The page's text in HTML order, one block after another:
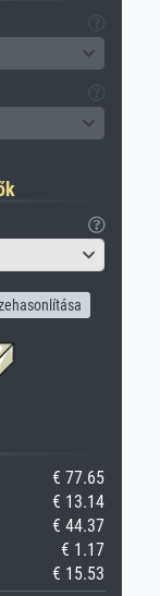
€ 77.65
€ 13.14
€ 44.37
€ 1.17
€ 15.53